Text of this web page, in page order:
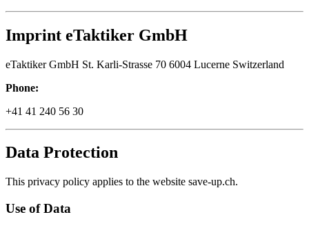
Imprint eTaktiker GmbH
eTaktiker GmbH St. Karli-Strasse 70 6004 Lucerne Switzerland
Phone:
+41 41 240 56 30
Data Protection
This privacy policy applies to the website save-up.ch.
Use of Data